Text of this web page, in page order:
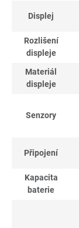
Displej
Rozlišení
displeje
Materiál
displeje
Senzory
Připojení
Kapacita
baterie